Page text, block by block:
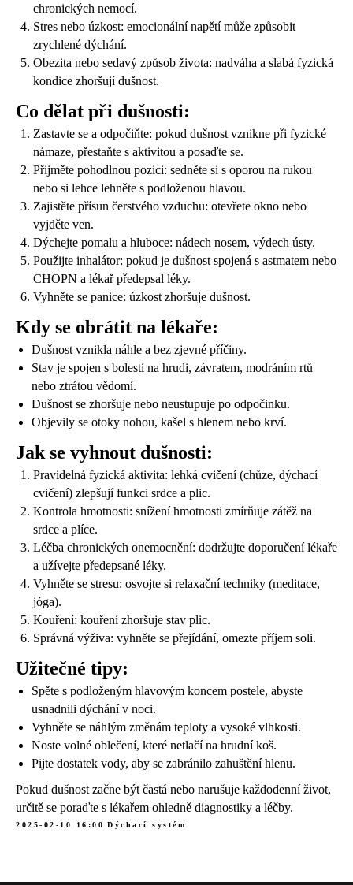
chronických nemocí.
Stres nebo úzkost: emocionální napětí může způsobit
zrychlené dýchání.
Obezita nebo sedavý způsob života: nadváha a slabá fyzická
kondice zhoršují dušnost.
Co dělat při dušnosti:
Zastavte se a odpočiňte: pokud dušnost vznikne při fyzické
námaze, přestaňte s aktivitou a posaďte se.
Přijměte pohodlnou pozici: sedněte si s oporou na rukou
nebo si lehce lehněte s podloženou hlavou.
Zajistěte přísun čerstvého vzduchu: otevřete okno nebo
vyjděte ven.
Dýchejte pomalu a hluboce: nádech nosem, výdech ústy.
Použijte inhalátor: pokud je dušnost spojená s astmatem nebo
CHOPN a lékař předepsal léky.
Vyhněte se panice: úzkost zhoršuje dušnost.
Kdy se obrátit na lékaře:
Dušnost vznikla náhle a bez zjevné příčiny.
Stav je spojen s bolestí na hrudi, závratem, modráním rtů
nebo ztrátou vědomí.
Dušnost se zhoršuje nebo neustupuje po odpočinku.
Objevily se otoky nohou, kašel s hlenem nebo krví.
Jak se vyhnout dušnosti:
Pravidelná fyzická aktivita: lehká cvičení (chůze, dýchací
cvičení) zlepšují funkci srdce a plic.
Kontrola hmotnosti: snížení hmotnosti zmírňuje zátěž na
srdce a plíce.
Léčba chronických onemocnění: dodržujte doporučení lékaře
a užívejte předepsané léky.
Vyhněte se stresu: osvojte si relaxační techniky (meditace,
jóga).
Kouření: kouření zhoršuje stav plic.
Správná výživa: vyhněte se přejídání, omezte příjem soli.
Užitečné tipy:
Spěte s podloženým hlavovým koncem postele, abyste
usnadnili dýchání v noci.
Vyhněte se náhlým změnám teploty a vysoké vlhkosti.
Noste volné oblečení, které netlačí na hrudní koš.
Pijte dostatek vody, aby se zabránilo zahuštění hlenu.
Pokud dušnost začne být častá nebo narušuje každodenní život,
určitě se poraďte s lékařem ohledně diagnostiky a léčby.
2025-02-10 16:00 Dýchací systém